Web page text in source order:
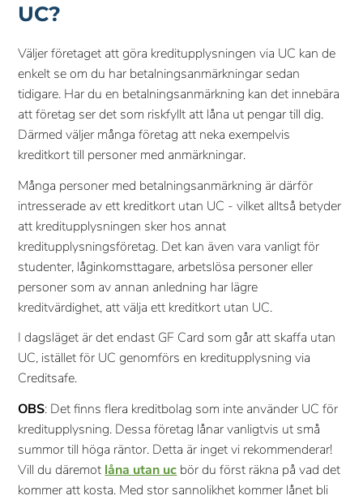
UC?
Väljer företaget att göra kreditupplysningen via UC kan de
enkelt se om du har betalningsanmärkningar sedan
tidigare. Har du en betalningsanmärkning kan det innebära
att företag ser det som riskfyllt att låna ut pengar till dig.
Därmed väljer många företag att neka exempelvis
kreditkort till personer med anmärkningar.
Många personer med betalningsanmärkning är därför
intresserade av ett kreditkort utan UC - vilket alltså betyder
att kreditupplysningen sker hos annat
kreditupplysningsföretag. Det kan även vara vanligt för
studenter, låginkomsttagare, arbetslösa personer eller
personer som av annan anledning har lägre
kreditvärdighet, att välja ett kreditkort utan UC.
I dagsläget är det endast GF Card som går att skaffa utan
UC, istället för UC genomförs en kreditupplysning via
Creditsafe.
OBS: Det finns flera kreditbolag som inte använder UC för
kreditupplysning. Dessa företag lånar vanligtvis ut små
summor till höga räntor. Detta är inget vi rekommenderar!
Vill du däremot låna utan uc bör du först räkna på vad det
kommer att kosta. Med stor sannolikhet kommer lånet bli